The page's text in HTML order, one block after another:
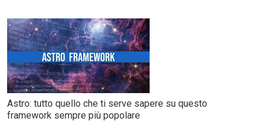
Astro: tutto quello che ti serve sapere su questo
framework sempre più popolare